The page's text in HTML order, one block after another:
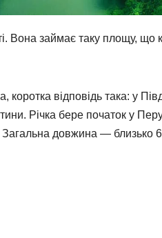
Вона займає таку площу, що
коротка відповідь така: у
Річка бере початок у
довжина — близько 6